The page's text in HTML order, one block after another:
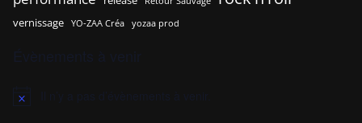
vernissage YO-ZAA Créa yozaa prod
N